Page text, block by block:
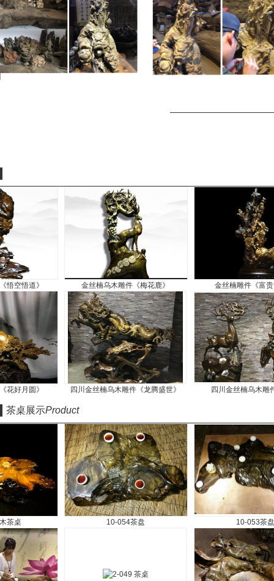
雕件《悟空悟道》 金丝楠乌木雕件《梅花鹿》 金丝楠雕
雕件《花好月圆》 四川金丝楠乌木雕件《龙腾盛世》 四川金丝楠
茶桌展示Product
楠乌木茶桌 10-054茶盘 10-